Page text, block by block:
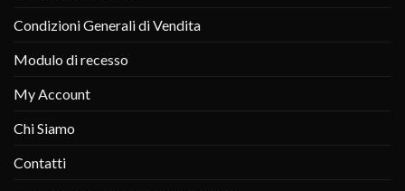
Condizioni Generali di Vendita
Modulo di recesso
My Account
Chi Siamo
Contatti